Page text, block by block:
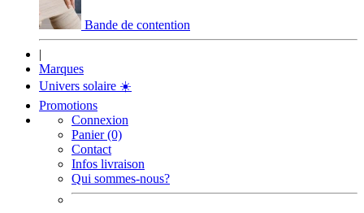
Bande de contention
|
Marques
Univers solaire ☀️
Promotions
Connexion
Panier (0)
Contact
Infos livraison
Qui sommes-nous?